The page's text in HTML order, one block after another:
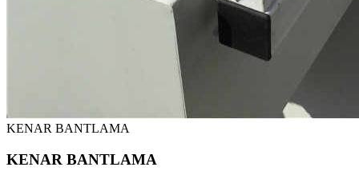
KENAR BANTLAMA
KENAR BANTLAMA